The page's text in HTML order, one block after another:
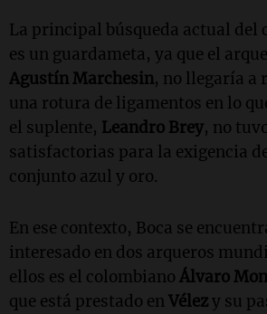
La principal búsqueda actual del
es un guardameta, ya que el
Agustín Marchesin, no llegaría a
una rotura de ligamentos en lo
el suplente, Leandro Brey, no
satisfactorias para la exigencia
conjunto azul y oro.
En ese contexto, Boca se
interesado en dos arqueros
ellos es el colombiano Álvaro
que está prestado enVélezy su